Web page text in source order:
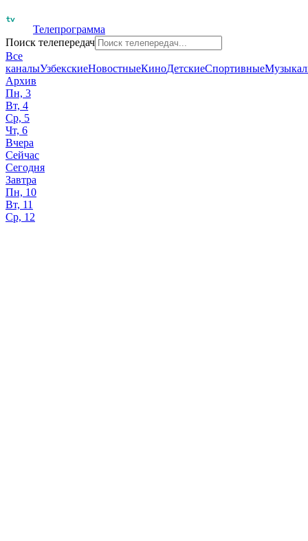
Телепрограмма
Поиск телепередач
Все
каналыУзбекскиеНовостныеКиноДетскиеСпортивные
Архив
Пн, 3
Вт, 4
Ср, 5
Чт, 6
Вчера
Сейчас
Сегодня
Завтра
Пн, 10
Вт, 11
Ср, 12